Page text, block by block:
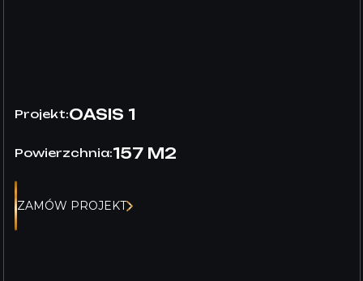
Projekt:OASIS 1
Powierzchnia:157 M2
ZAMÓW PROJEKT